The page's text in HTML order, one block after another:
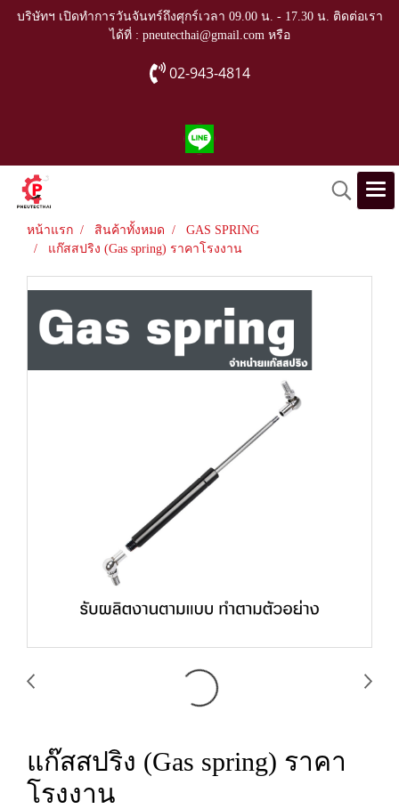
บริษัทฯ เปิดทำการวันจันทร์ถึงศุกร์เวลา 09.00 น. - 17.30 น. ติดต่อเรา
ได้ที่ : pneutecthai@gmail.com หรือ
02-943-4814
หน้าแรก สินค้าทั้งหมด
GAS SPRING
แก๊สสปริง (Gas spring) ราคาโรงงาน
แก๊สสปริง (Gas spring) ราคา
โรงงาน